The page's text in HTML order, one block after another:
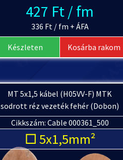
427 Ft / fm
336 Ft / fm + ÁFA
Készleten Kosárba rakom
MT 5x1,5 kábel (H05VV-F) MTK
sodrott réz vezeték fehér (Dobon)
Cikkszám: Cable 000361_500
□ 5x1,5mm²